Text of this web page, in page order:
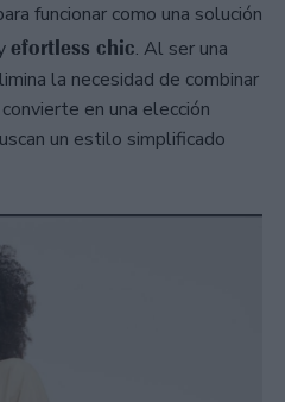
funcionar como una solución
efortless chic. Al ser una
la necesidad de combinar
en una elección
un estilo simplificado